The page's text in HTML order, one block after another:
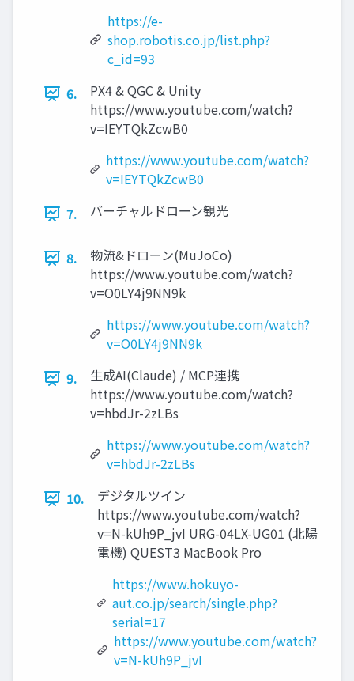
https://e-
shop.robotis.co.jp/list.php?
c_id=93
6.
PX4 & QGC & Unity
https://www.youtube.com/watch?
v=IEYTQkZcwB0
https://www.youtube.com/watch?
v=IEYTQkZcwB0
7.
バーチャルドローン観光
8.
物流&ドローン(MuJoCo)
https://www.youtube.com/watch?
v=O0LY4j9NN9k
https://www.youtube.com/watch?
v=O0LY4j9NN9k
9.
生成AI(Claude) / MCP連携
https://www.youtube.com/watch?
v=hbdJr-2zLBs
https://www.youtube.com/watch?
v=hbdJr-2zLBs
10.
デジタルツイン
https://www.youtube.com/watch?
v=N-kUh9P_jvI URG-04LX-UG01 (北陽
電機) QUEST3 MacBook Pro
https://www.hokuyo-
aut.co.jp/search/single.php?
serial=17
https://www.youtube.com/watch?
v=N-kUh9P_jvI